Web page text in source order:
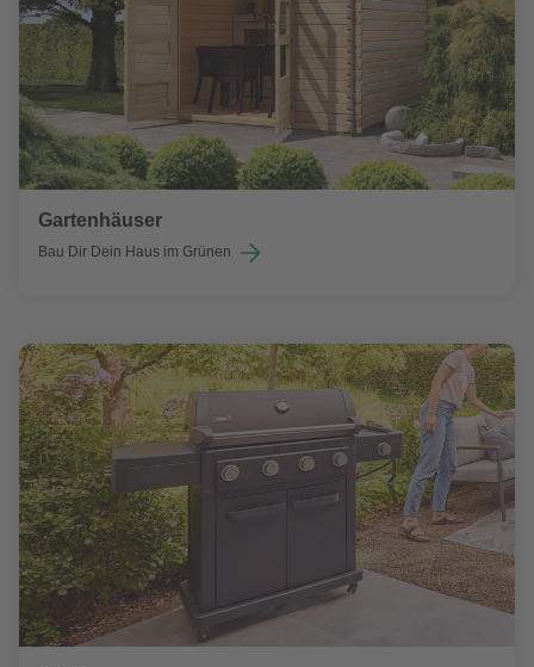
Gartenhäuser
Bau Dir Dein Haus im Grünen